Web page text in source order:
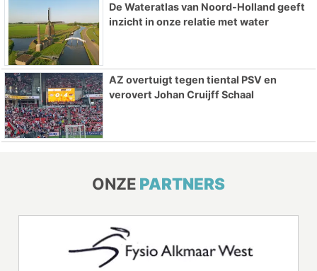
De Wateratlas van Noord-Holland geeft
inzicht in onze relatie met water
AZ overtuigt tegen tiental PSV en
verovert Johan Cruijff Schaal
ONZE PARTNERS